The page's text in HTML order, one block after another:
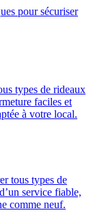
pour sécuriser
types de rideaux
faciles et
à votre local.
tous types de
service fiable,
comme neuf.